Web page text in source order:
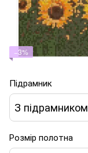
−3%
Підрамник
З підрамником
Розмір полотна